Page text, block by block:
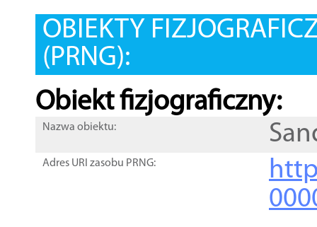
OBIEKTY
(PRNG):
Obiekt fizjograficzny:
Nazwa obiektu:
Adres URI zasobu PRNG: